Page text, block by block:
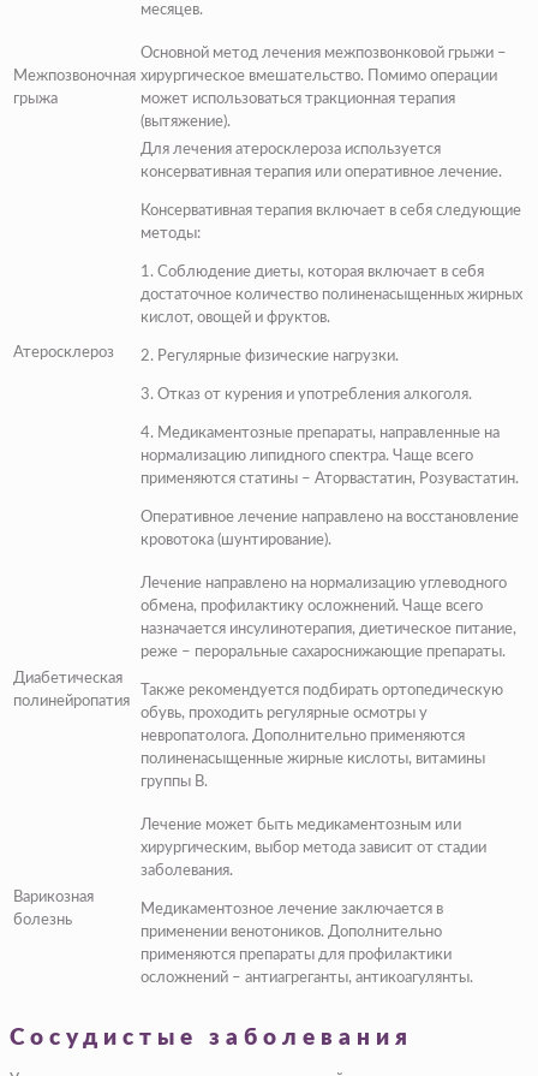
месяцев.
Межпозвоночная
грыжа
Основной метод лечения межпозвонковой грыжи –
хирургическое вмешательство. Помимо операции
может использоваться тракционная терапия
(вытяжение).
Атеросклероз
Для лечения атеросклероза используется
консервативная терапия или оперативное лечение.
Консервативная терапия включает в себя следующие
методы:
1. Соблюдение диеты, которая включает в себя
достаточное количество полиненасыщенных жирных
кислот, овощей и фруктов.
2. Регулярные физические нагрузки.
3. Отказ от курения и употребления алкоголя.
4. Медикаментозные препараты, направленные на
нормализацию липидного спектра. Чаще всего
применяются статины – Аторвастатин, Розувастатин.
Оперативное лечение направлено на восстановление
кровотока (шунтирование).
Диабетическая
полинейропатия
Лечение направлено на нормализацию углеводного
обмена, профилактику осложнений. Чаще всего
назначается инсулинотерапия, диетическое питание,
реже – пероральные сахароснижающие препараты.
Также рекомендуется подбирать ортопедическую
обувь, проходить регулярные осмотры у
невропатолога. Дополнительно применяются
полиненасыщенные жирные кислоты, витамины
группы В.
Варикозная
болезнь
Лечение может быть медикаментозным или
хирургическим, выбор метода зависит от стадии
заболевания.
Медикаментозное лечение заключается в
применении венотоников. Дополнительно
применяются препараты для профилактики
осложнений – антиагреганты, антикоагулянты.
Сосудистые заболевания